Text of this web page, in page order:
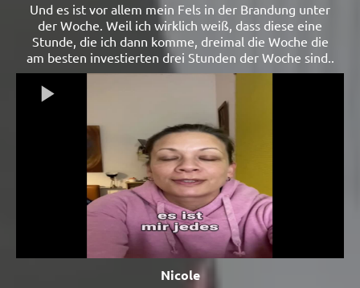
Und es ist vor allem mein Fels in der Brandung unter
der Woche. Weil ich wirklich weiß, dass diese eine
Stunde, die ich dann komme, dreimal die Woche die
am besten investierten drei Stunden der Woche sind..
Nicole